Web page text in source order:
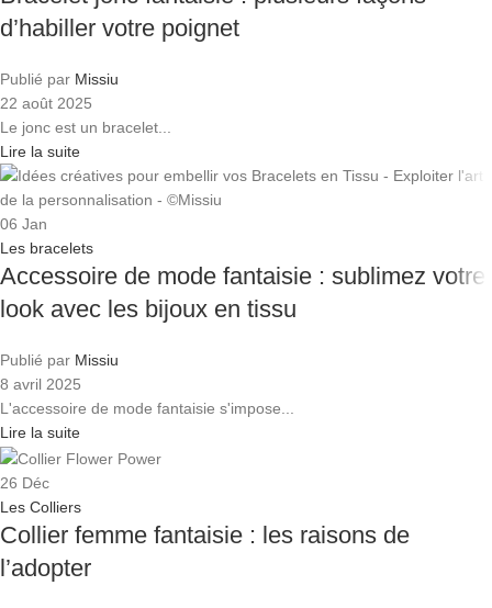
d’habiller votre poignet
Publié par Missiu
22 août 2025
Le jonc est un bracelet...
Lire la suite
06 Jan
Les bracelets
Accessoire de mode fantaisie : sublimez votre
look avec les bijoux en tissu
Publié par Missiu
8 avril 2025
L'accessoire de mode fantaisie s'impose...
Lire la suite
26 Déc
Les Colliers
Collier femme fantaisie : les raisons de
l’adopter